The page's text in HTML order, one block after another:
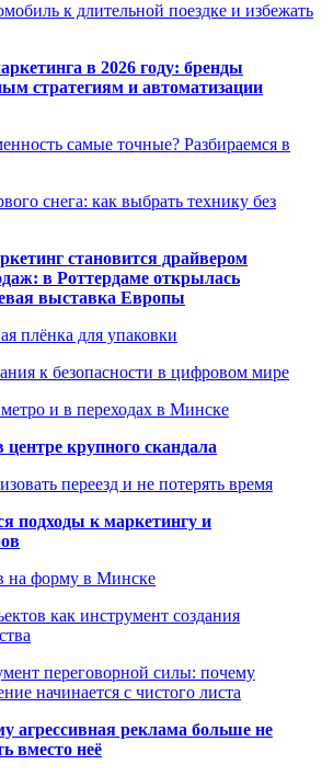
к длительной поездке и избежать
в 2026 году: бренды
стратегиям и автоматизации
самые точные? Разбираемся в
снега: как выбрать технику без
становится драйвером
в Роттердаме открылась
выставка Европы
плёнка для упаковки
к безопасности в цифровом мире
и в переходах в Минске
центре крупного скандала
переезд и не потерять время
подходы к маркетингу и
на форму в Минске
как инструмент создания
переговорной силы: почему
начинается с чистого листа
агрессивная реклама больше не
вместо неё